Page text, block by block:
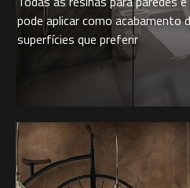
pode aplicar como acabamento
superfícies que preferir